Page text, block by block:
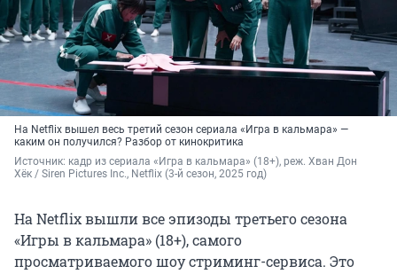
На Netflix вышел весь третий сезон сериала «Игра в кальмара» —
каким он получился? Разбор от кинокритика
Источник: кадр из сериала «Игра в кальмара» (18+), реж. Хван Дон
Хёк / Siren Pictures Inc., Netflix (3-й сезон, 2025 год)
На Netflix вышли все эпизоды третьего сезона
«Игры в кальмара» (18+), самого
просматриваемого шоу стриминг-сервиса. Это